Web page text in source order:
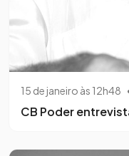
15 de janeiro às 12h48
CB Poder